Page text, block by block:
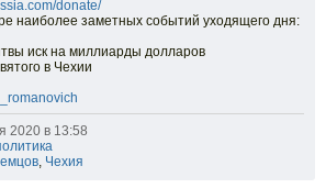
donate/
наиболее заметных событий уходящего дня:
иск на миллиарды долларов
в Чехии
2020 в 13:58
, Чехия